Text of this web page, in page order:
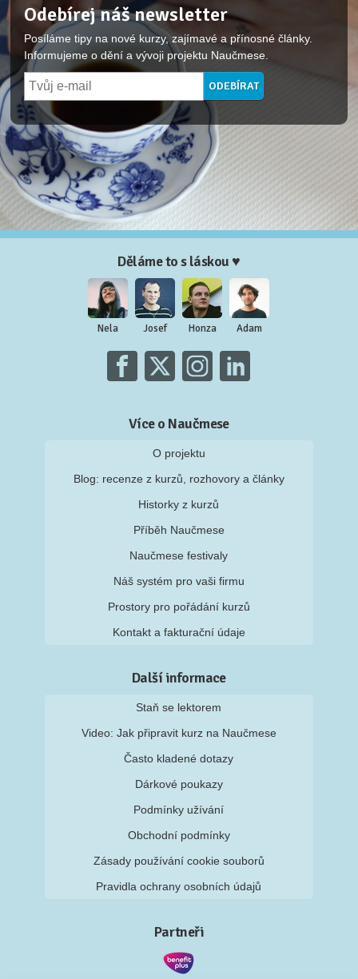
Odebírej náš newsletter
Posíláme tipy na nové kurzy, zajímavé a přínosné články.
Informujeme o dění a vývoji projektu Naučmese.
Děláme to s láskou ♥
Nela Josef Honza Adam
Více o Naučmese
O projektu
Blog: recenze z kurzů, rozhovory a články
Historky z kurzů
Příběh Naučmese
Naučmese festivaly
Náš systém pro vaši firmu
Prostory pro pořádání kurzů
Kontakt a fakturační údaje
Další informace
Staň se lektorem
Video: Jak připravit kurz na Naučmese
Často kladené dotazy
Dárkové poukazy
Podmínky užívání
Obchodní podmínky
Zásady používání cookie souborů
Pravidla ochrany osobních údajů
Partneři